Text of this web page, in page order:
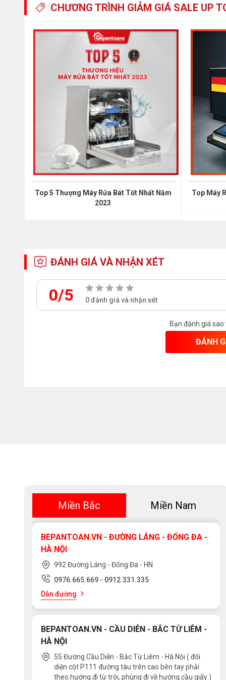
- Mức tiêu thụ nước : 14.4 lít/1 lần rửa
- Điện áp sử dụng : 220 - 240V/50 - 60Hz
- Kích thước sản phẩm : W597 x D610 x H775 - 806mm
- Thương hiệu : Đức
- Sản xuất tại : Trung Quốc
CHƯƠNG TRÌNH GIẢM GIÁ SALE UP
Top 5 Thượng Máy Rửa Bát Tốt Nhất Năm
2023
Top Máy
ĐÁNH GIÁ VÀ NHẬN XÉT
0/5 0 đánh giá và nhận xét
Bạn đánh giá sao
ĐÁNH
Miền Bắc Miền Nam
BEPANTOAN.VN - ĐƯỜNG LÁNG - ĐỐNG ĐA -
HÀ NỘI
992 Đường Láng - Đống Đa - HN
0976.665.669 - 0912.331.335
Dẫn đường
BEPANTOAN.VN - CẦU DIỄN - BẮC TỪ LIÊM -
HÀ NỘI
55 Đường Cầu Diễn - Bắc Từ Liêm - Hà Nội ( đối
diện cột P111 đường tàu trên cao bên tay phải
theo hướng đi từ trôi, phùng đi về hướng cầu giấy )